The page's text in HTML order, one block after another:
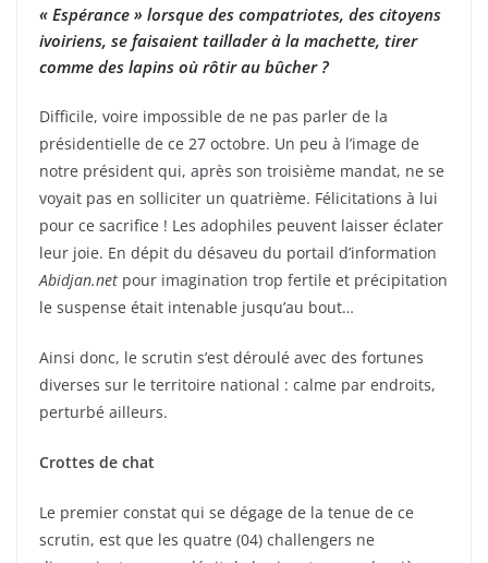
« Espérance » lorsque des compatriotes, des citoyens
ivoiriens, se faisaient taillader à la machette, tirer
comme des lapins où rôtir au bûcher ?
Difficile, voire impossible de ne pas parler de la
présidentielle de ce 27 octobre. Un peu à l’image de
notre président qui, après son troisième mandat, ne se
voyait pas en solliciter un quatrième. Félicitations à lui
pour ce sacrifice ! Les adophiles peuvent laisser éclater
leur joie. En dépit du désaveu du portail d’information
Abidjan.net pour imagination trop fertile et précipitation
le suspense était intenable jusqu’au bout…
Ainsi donc, le scrutin s’est déroulé avec des fortunes
diverses sur le territoire national : calme par endroits,
perturbé ailleurs.
Crottes de chat
Le premier constat qui se dégage de la tenue de ce
scrutin, est que les quatre (04) challengers ne